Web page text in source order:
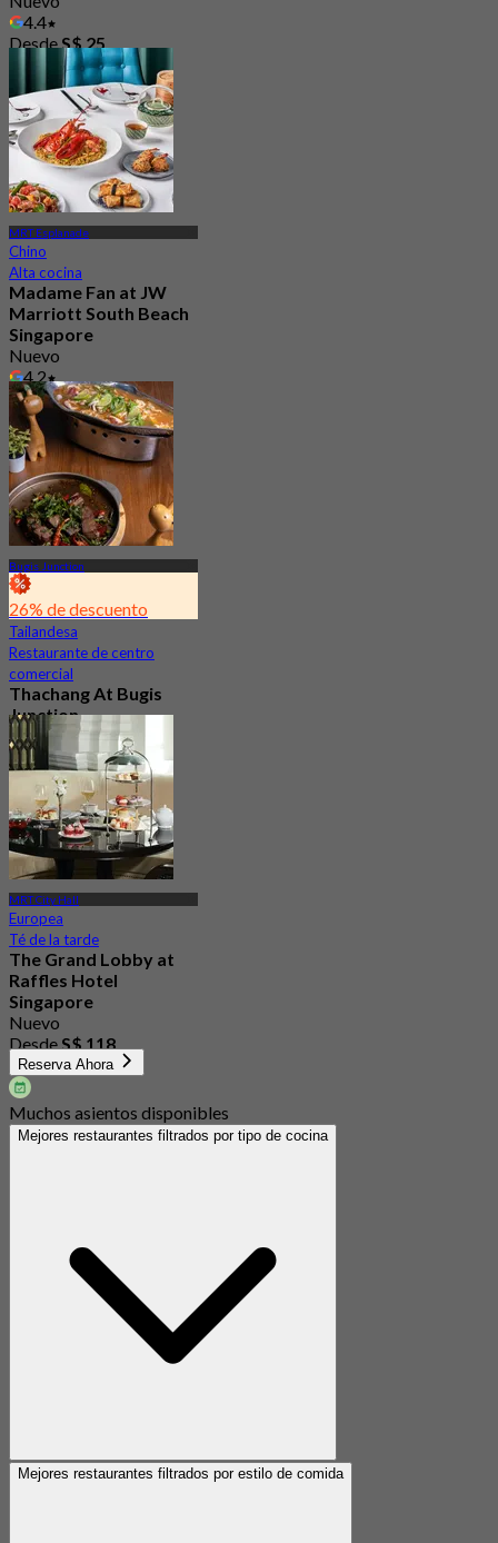
4.4
DesdeS$ 25
MRT Esplanade
Chino
Alta cocina
Madame Fan at JW
Marriott South Beach
Singapore
Nuevo
4.2
DesdeS$ 94
Bugis Junction
26% de descuento
Tailandesa
Restaurante de centro
comercial
Thachang At Bugis
Junction
3.4
83 Reservado
DesdeS$ 17
MRT City Hall
Europea
Té de la tarde
The Grand Lobby at
Raffles Hotel
Singapore
Nuevo
Desde S$ 118
Reserva Ahora
Muchos asientos disponibles
Mejores restaurantes filtrados por tipo de cocina
Mejores restaurantes filtrados por estilo de comida